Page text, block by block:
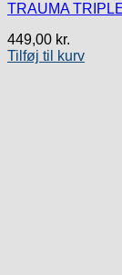
TRAUMA
449,00 kr.
Tilføj til kurv